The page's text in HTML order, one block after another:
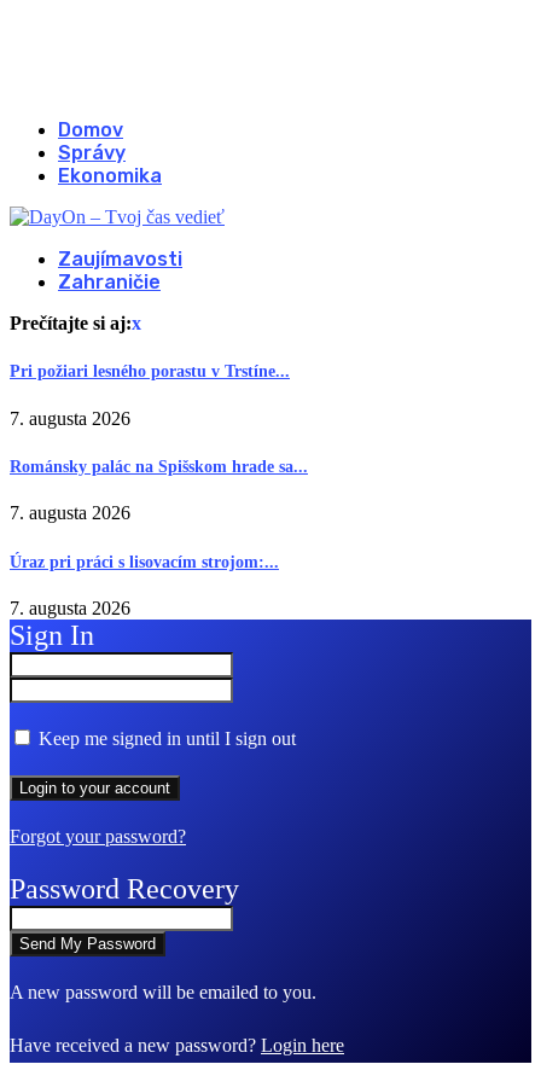
Domov
Správy
Ekonomika
Zaujímavosti
Zahraničie
Prečítajte si aj:x
Pri požiari lesného porastu v Trstíne...
7. augusta 2026
Románsky palác na Spišskom hrade sa...
7. augusta 2026
Úraz pri práci s lisovacím strojom:...
7. augusta 2026
Sign In
Keep me signed in until I sign out
Forgot your password?
Password Recovery
A new password will be emailed to you.
Have received a new password? Login here